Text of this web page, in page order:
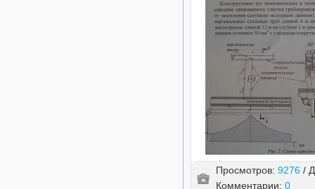
Просмотров: 9276 /
Комментарии: 0